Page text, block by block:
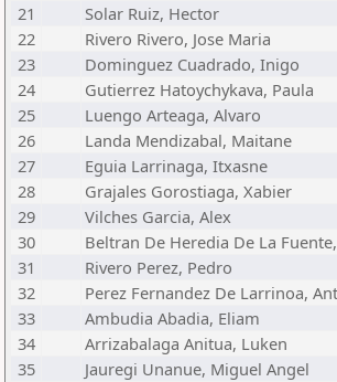
21
Solar Ruiz, Hector
22
Rivero Rivero, Jose Maria
23
Dominguez Cuadrado, Inigo
24
Gutierrez Hatoychykava, Paula
25
Luengo Arteaga, Alvaro
26
Landa Mendizabal, Maitane
27
Eguia Larrinaga, Itxasne
28
Grajales Gorostiaga, Xabier
29
Vilches Garcia, Alex
30
Beltran De Heredia De La
31
Rivero Perez, Pedro
32
Perez Fernandez De Larrinoa,
33
Ambudia Abadia, Eliam
34
Arrizabalaga Anitua, Luken
35
Jauregi Unanue, Miguel Angel